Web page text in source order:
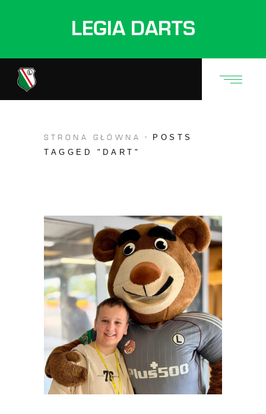
LEGIA DARTS
STRONA GŁÓWNA
POSTS
TAGGED "DART"